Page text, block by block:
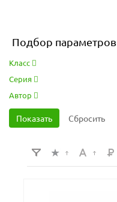
Подбор параметров
Класс
Серия
Автор